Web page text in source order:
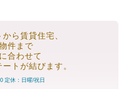
ら賃貸住宅、
件まで
合わせて
トが結びます。
定休：日曜/祝日